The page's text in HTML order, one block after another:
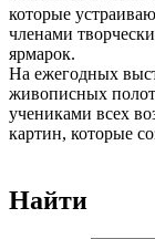
которые
членами
ярмарок.
На ежегодных
живописных
учениками всех
картин, которые
Найти